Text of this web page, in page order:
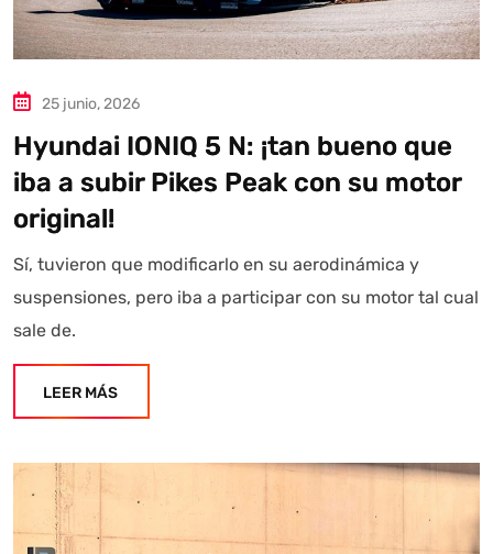
25 junio, 2026
Hyundai IONIQ 5 N: ¡tan bueno que
iba a subir Pikes Peak con su motor
original!
Sí, tuvieron que modificarlo en su aerodinámica y
suspensiones, pero iba a participar con su motor tal cual
sale de.
LEER MÁS